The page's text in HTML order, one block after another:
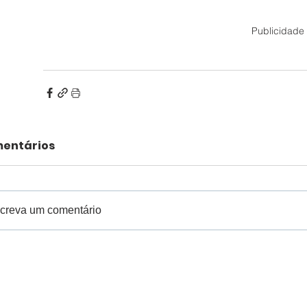
Publicidade
um comentário